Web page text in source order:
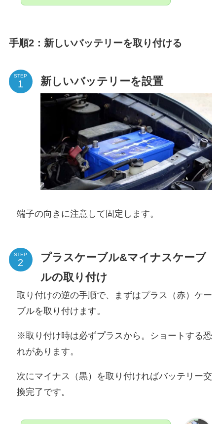
手順2：新しいバッテリーを取り付ける
STEP 新しいバッテリーを設置
端子の向きに注意して固定します。
STEP
プラスケーブル&マイナスケーブ
ルの取り付け
取り付けの逆の手順で、まずはプラス（赤）ケー
ブルを取り付けます。
※取り付け時は必ずプラスから。ショートする恐
れがあります。
次にマイナス（黒）を取り付ければバッテリー交
換完了です。